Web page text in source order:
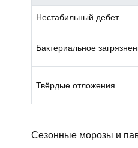
Нестабильный дебет
Бактериальное
Твёрдые отложения
Сезонные морозы и